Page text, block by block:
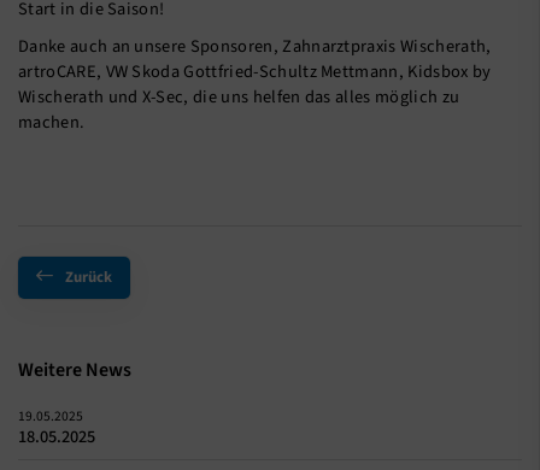
Start in die Saison!
Danke auch an unsere Sponsoren, Zahnarztpraxis Wischerath,
artroCARE, VW Skoda Gottfried-Schultz Mettmann, Kidsbox by
Wischerath und X-Sec, die uns helfen das alles möglich zu
machen.
Zurück
Weitere News
19.05.2025
18.05.2025